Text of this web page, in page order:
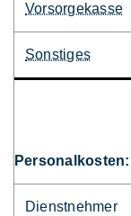
Vorsorgekasse
Sonstiges
Personalkosten:
Dienstnehmer